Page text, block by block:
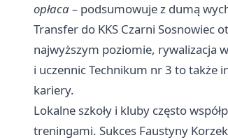
opłaca – podsumowuje z dumą
Transfer do KKS Czarni Sosnowiec
najwyższym poziomie, rywalizacja
i uczennic Technikum nr 3 to także
kariery.
Lokalne szkoły i kluby często
treningami. Sukces Faustyny